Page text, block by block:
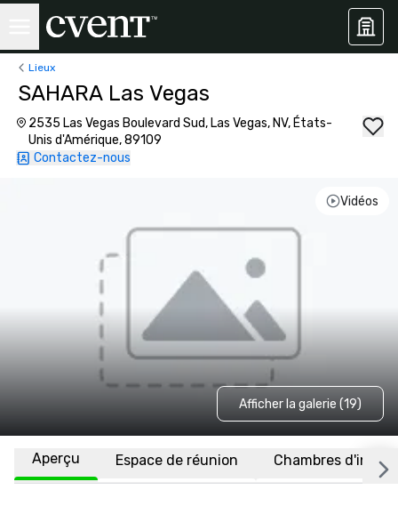
Lieux
SAHARA Las Vegas
2535 Las Vegas Boulevard Sud, Las Vegas, NV, États-
Unis d'Amérique, 89109
Contactez-nous
Vidéos
Afficher la galerie (19)
Aperçu Espace de réunion Chambres